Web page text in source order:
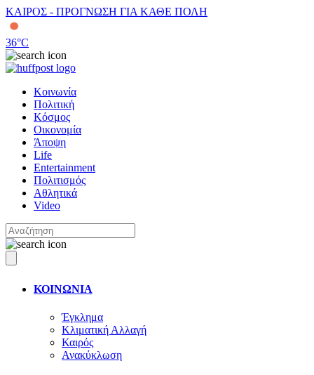
ΚΑΙΡΟΣ - ΠΡΟΓΝΩΣΗ ΓΙΑ ΚΑΘΕ ΠΟΛΗ
36°C
Κοινωνία
Πολιτική
Κόσμος
Οικονομία
Άποψη
Life
Entertainment
Πολιτισμός
Αθλητικά
Video
ΚΟΙΝΩΝΙΑ
Έγκλημα
Κλιματική Αλλαγή
Καιρός
Ανακύκλωση